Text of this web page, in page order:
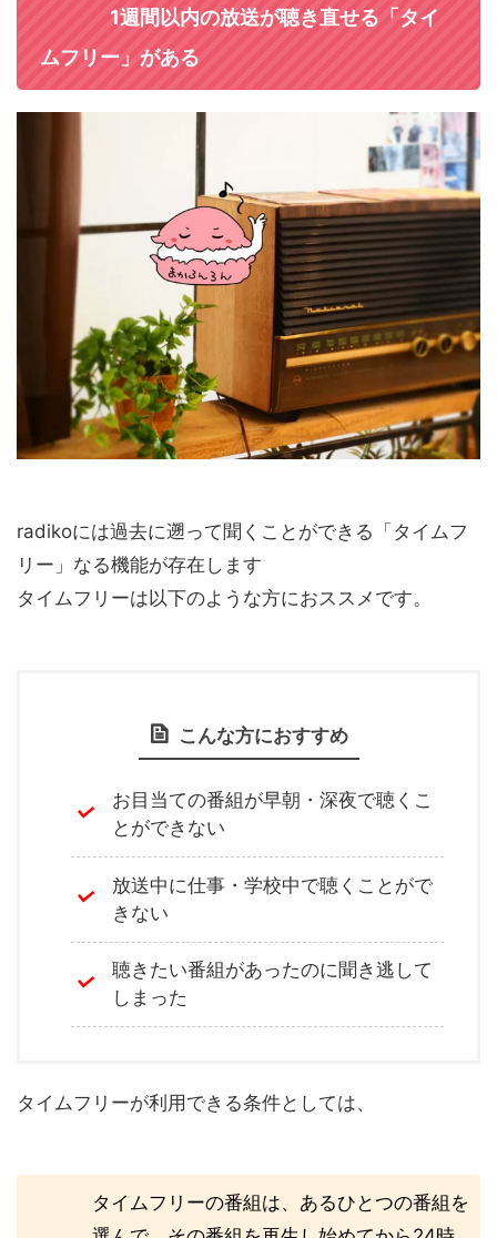
1週間以内の放送が聴き直せる「タイ
ムフリー」がある
radikoには過去に遡って聞くことができる「タイムフ
リー」なる機能が存在します
タイムフリーは以下のような方におススメです。
こんな方におすすめ
お目当ての番組が早朝・深夜で聴くこ
とができない
放送中に仕事・学校中で聴くことがで
きない
聴きたい番組があったのに聞き逃して
しまった
タイムフリーが利用できる条件としては、
タイムフリーの番組は、あるひとつの番組を